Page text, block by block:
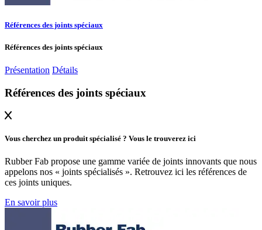
Références des joints spéciaux
Références des joints spéciaux
Présentation Détails
Références des joints spéciaux
Vous cherchez un produit spécialisé ? Vous le trouverez ici
Rubber Fab propose une gamme variée de joints innovants que nous
appelons nos « joints spécialisés ». Retrouvez ici les références de
ces joints uniques.
En savoir plus